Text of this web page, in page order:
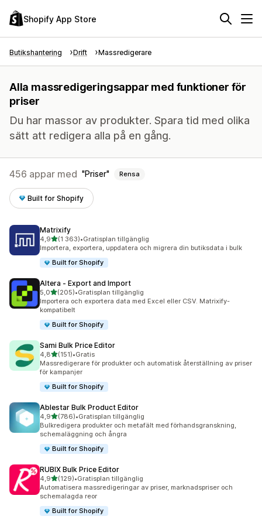
Shopify App Store
Butikshantering Drift Massredigerare
Alla massredigeringsappar med funktioner för
priser
Du har massor av produkter. Spara tid med olika
sätt att redigera alla på en gång.
456 appar med Priser Rensa
Built for Shopify
Matrixify
4,9av 5 stjärnor
(1 363)
1363 recensioner totalt
•Gratisplan tillgänglig
Importera, exportera, uppdatera och migrera din butiksdata i bulk
Built for Shopify
Altera ‑ Export and Import
5,0av 5 stjärnor
(205)
205 recensioner totalt
•Gratisplan tillgänglig
Importera och exportera data med Excel eller CSV. Matrixify-
kompatibelt
Built for Shopify
Sami Bulk Price Editor
4,8av 5 stjärnor
(151)
151 recensioner totalt
•Gratis
Massredigerare för produkter och automatisk återställning av priser
för kampanjer
Built for Shopify
Ablestar Bulk Product Editor
4,9av 5 stjärnor
(786)
786 recensioner totalt
•Gratisplan tillgänglig
Bulkredigera produkter och metafält med förhandsgranskning,
schemaläggning och ångra
Built for Shopify
RUBIX Bulk Price Editor
4,9av 5 stjärnor
(129)
129 recensioner totalt
•Gratisplan tillgänglig
Automatisera massredigeringar av priser, marknadspriser och
schemalagda reor
Built for Shopify